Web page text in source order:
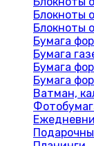
Блокноты
Блокноты
Бумага
Бумага
Бумага
Бумага
Ватман,